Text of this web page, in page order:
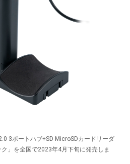
3ポートハブ+SD MicroSDカードリーダ
」を全国で2023年4月下旬に発売しま